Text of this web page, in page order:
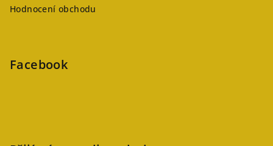
Hodnocení obchodu
Facebook